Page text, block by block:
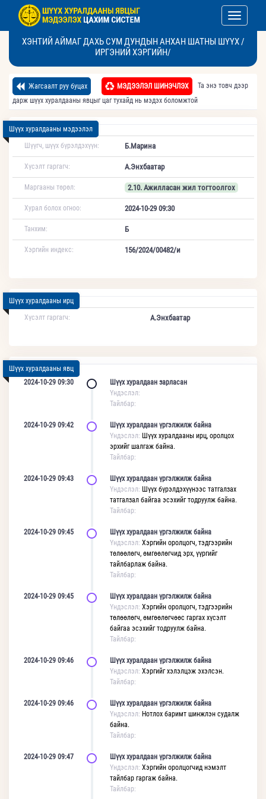
Toggle
ХЭНТИЙ АЙМАГ ДАХЬ СУМ ДУНДЫН АНХАН ШАТНЫ ШҮҮХ /
ИРГЭНИЙ ХЭРГИЙН/
Жагсаалт руу буцах МЭДЭЭЛЭЛ ШИНЭЧЛЭХ
Та энэ товч дээр
дарж шүүх хуралдааны явцыг цаг тухайд нь мэдэх боломжтой
Шүүх хуралдааны мэдээлэл
Шүүгч, шүүх бүрэлдэхүүн:
Б.Марина
Хүсэлт гаргагч: А.Энхбаатар
Маргааны төрөл: 2.10. Ажилласан жил тогтоолгох
Хурал болох огноо: 2024-10-29 09:30
Танхим: Б
Хэргийн индекс: 156/2024/00482/и
Шүүх хуралдааны ирц
Хүсэлт гаргагч:
А.Энхбаатар
Шүүх хуралдааны явц
2024-10-29 09:30
Шүүх хуралдаан зарласан
Үндэслэл:
Тайлбар:
2024-10-29 09:42
Шүүх хуралдаан үргэлжилж байна
Үндэслэл: Шүүх хуралдааны ирц, оролцох
эрхийг шалгаж байна.
Тайлбар:
2024-10-29 09:43
Шүүх хуралдаан үргэлжилж байна
Үндэслэл: Шүүх бүрэлдэхүүнээс татгалзах
татгалзал байгаа эсэхийг тодруулж байна.
Тайлбар:
2024-10-29 09:45
Шүүх хуралдаан үргэлжилж байна
Үндэслэл: Хэргийн оролцогч, тэдгээрийн
төлөөлөгч, өмгөөлөгчид эрх, үүргийг
тайлбарлаж байна.
Тайлбар:
2024-10-29 09:45
Шүүх хуралдаан үргэлжилж байна
Үндэслэл: Хэргийн оролцогч, тэдгээрийн
төлөөлөгч, өмгөөлөгчөөс гаргах хүсэлт
байгаа эсэхийг тодруулж байна.
Тайлбар:
2024-10-29 09:46
Шүүх хуралдаан үргэлжилж байна
Үндэслэл: Хэргийг хэлэлцэж эхэлсэн.
Тайлбар:
2024-10-29 09:46
Шүүх хуралдаан үргэлжилж байна
Үндэслэл: Нотлох баримт шинжлэн судалж
байна.
Тайлбар:
2024-10-29 09:47
Шүүх хуралдаан үргэлжилж байна
Үндэслэл: Хэргийн оролцогчид нэмэлт
тайлбар гаргаж байна.
Тайлбар: